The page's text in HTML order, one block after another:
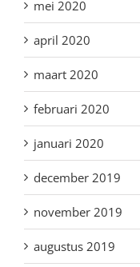
mei 2020
april 2020
maart 2020
februari 2020
januari 2020
december 2019
november 2019
augustus 2019